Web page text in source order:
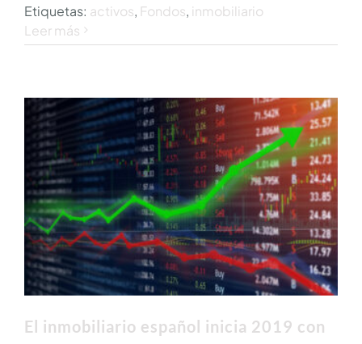
Etiquetas: activos, Fondos, inmobiliario
Leer más
El inmobiliario español inicia 2019 con